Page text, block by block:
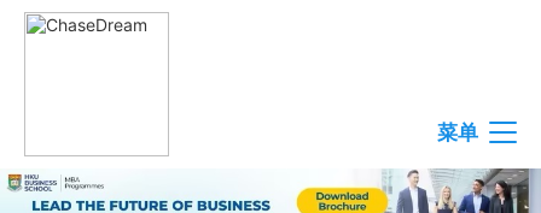
菜单